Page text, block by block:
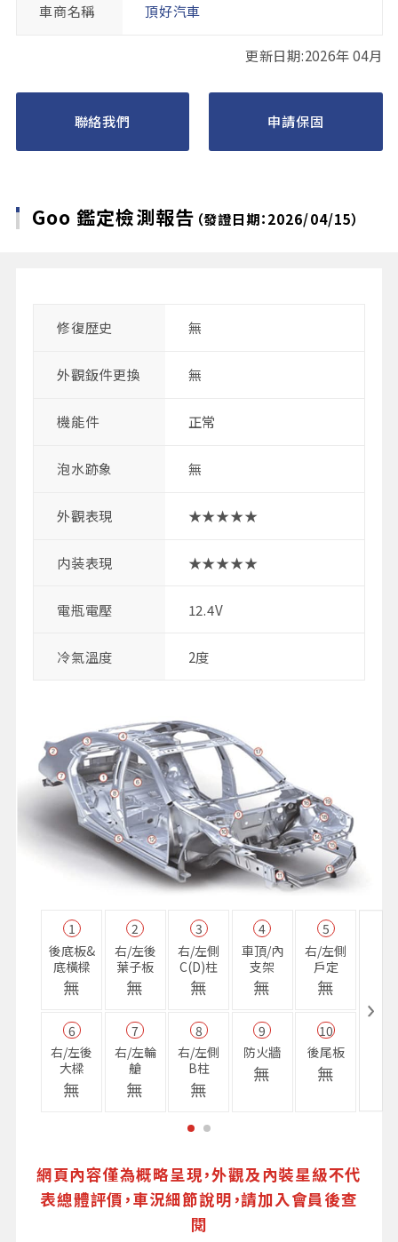
車商名稱 頂好汽車
更新日期:2026年 04月
聯絡我們 申請保固
Goo 鑑定檢測報告 （發證日期：2026/04/15）
修復歴史 無
外觀鈑件更換 無
機能件 正常
泡水跡象 無
外觀表現 ★★★★★
内装表現 ★★★★★
電瓶電壓 12.4V
冷氣溫度 2度
1
後底板&
底橫樑
無
2
右/左後
葉子板
無
3
右/左側
C(D)柱
無
4
車頂/內
支架
無
5
右/左側
戶定
無
6
右/左後
大樑
無
7
右/左輪
艙
無
8
右/左側
B柱
無
9
防火牆
無
10
後尾板
無
網頁內容僅為概略呈現，外觀及內裝星級不代
表總體評價，車況細節說明，請加入會員後查
閱